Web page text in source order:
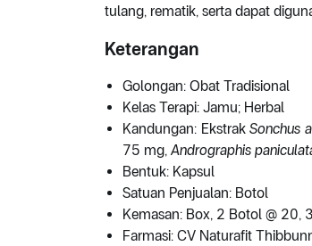
tulang, rematik, serta dapat
Keterangan
Golongan: Obat Tradisional
Kelas Terapi: Jamu; Herbal
Kandungan: Ekstrak Sonchus
75 mg, Andrographis
Bentuk: Kapsul
Satuan Penjualan: Botol
Kemasan: Box, 2 Botol @ 20,
Farmasi: CV Naturafit